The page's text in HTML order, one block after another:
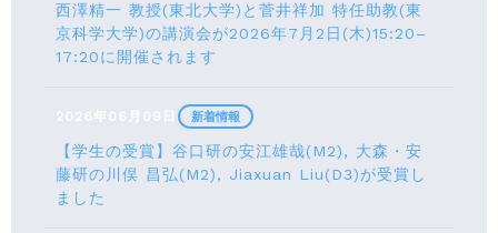
西澤精一 教授(東北大学)と菅井祥加 特任助教(東
京科学大学)の講演会が2026年7月2日(木)15:20–
17:20に開催されます
2026年06月09日
【学生の受賞】谷口研の安江雄哉(M2), 大森・安
藤研の川俣 昌弘(M2), Jiaxuan Liu(D3)が受賞し
ました
新着情報